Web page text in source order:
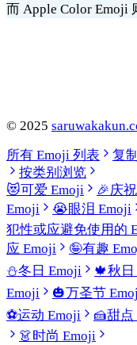
而 Apple Color Emoji
© 2025
所有 Emoji 列表
复
按类别浏览
😻可爱 Emoji 🎉庆
Emoji
😭眼泪 Emoji
犯性或应避免使用的
应 Emoji
🤪有趣
⛄冬日 Emoji 🍁秋
Emoji
🎃万圣节
⚽运动 Emoji 🍰甜点
👗时尚 Emoji